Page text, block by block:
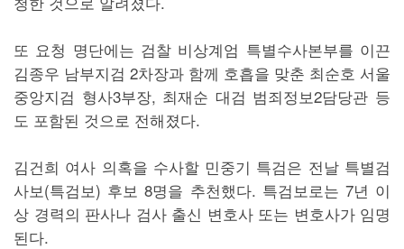
또 요청 명단에는 검찰 비상계엄 특별수사본부를 이끈
김종우 남부지검 2차장과 함께 호흡을 맞춘 최순호 서울
중앙지검 형사3부장, 최재순 대검 범죄정보2담당관 등
도 포함된 것으로 전해졌다.
김건희 여사 의혹을 수사할 민중기 특검은 전날 특별검
사보(특검보) 후보 8명을 추천했다. 특검보로는 7년 이
상 경력의 판사나 검사 출신 변호사 또는 변호사가 임명
된다.